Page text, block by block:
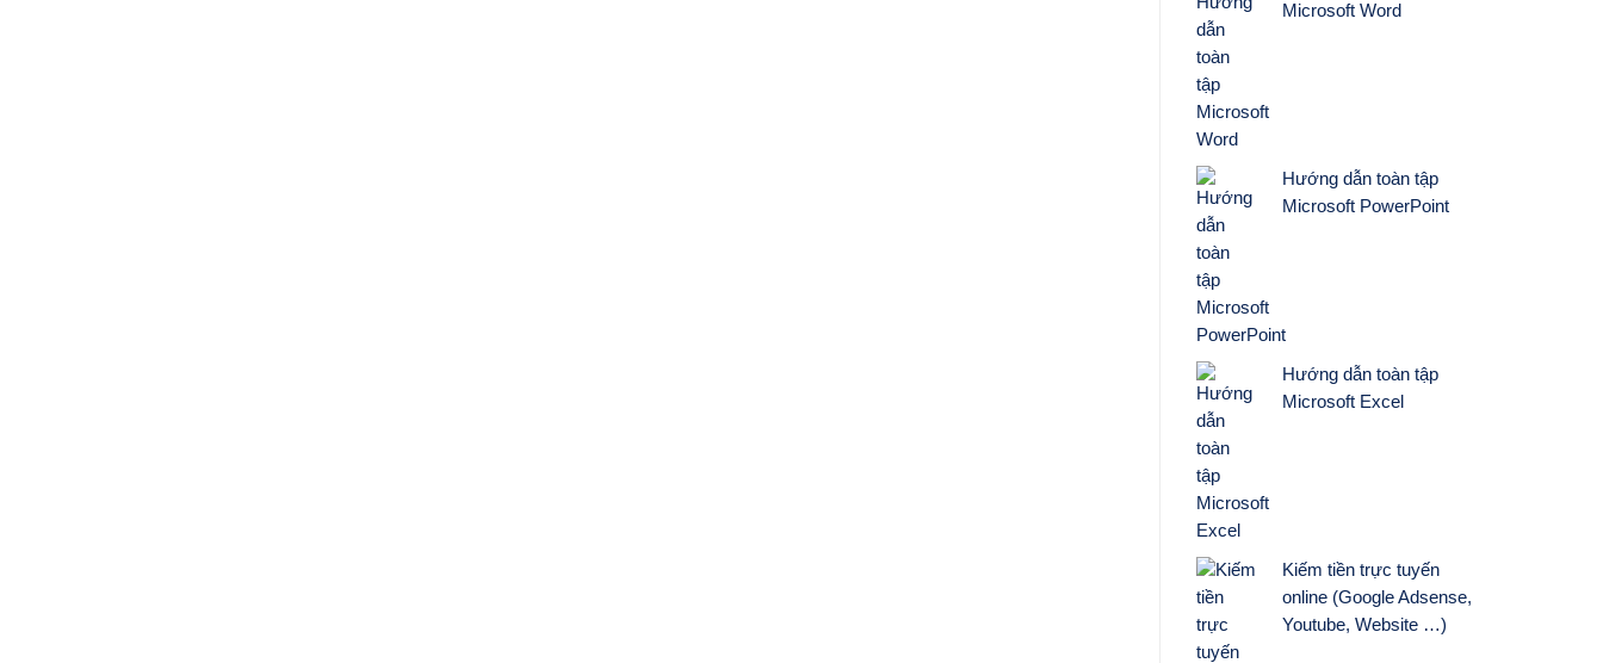
Microsoft Word
Hướng dẫn toàn tập
Microsoft PowerPoint
Hướng dẫn toàn tập
Microsoft Excel
Kiếm tiền trực tuyến
online (Google Adsense,
Youtube, Website …)